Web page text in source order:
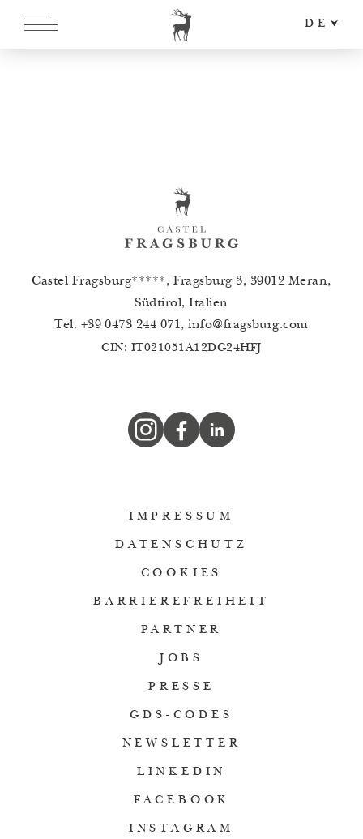
DE
Castel Fragsburg*****, Fragsburg 3, 39012 Meran,
Südtirol, Italien
Tel. +39 0473 244 071,info@fragsburg.com
CIN: IT021051A12DG24HFJ
IMPRESSUM
DATENSCHUTZ
COOKIES
BARRIEREFREIHEIT
PARTNER
JOBS
PRESSE
GDS-CODES
NEWSLETTER
LINKEDIN
FACEBOOK
INSTAGRAM